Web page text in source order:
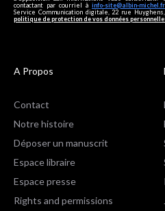
contactant par courriel à info-site@albin-michel.fr
Service Communication digitale, 22 rue Huyghens,
politique de protection de vos données
A Propos
Contact
Notre histoire
Déposer un manuscrit
Espace libraire
Espace presse
Rights and permissions